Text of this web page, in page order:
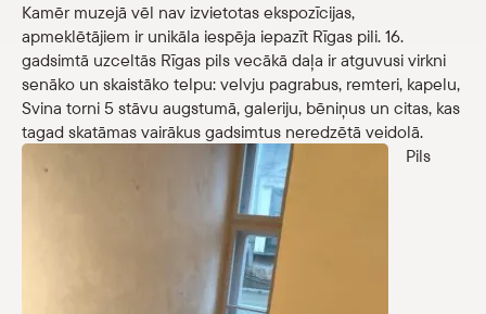
eMuzejs
Lasi viegli
Kamēr muzejā vēl nav izvietotas ekspozīcijas,
apmeklētājiem ir unikāla iespēja iepazīt Rīgas pili. 16.
gadsimtā uzceltās Rīgas pils vecākā daļa ir atguvusi virkni
senāko un skaistāko telpu: velvju pagrabus, remteri, kapelu,
Svina torni 5 stāvu augstumā, galeriju, bēniņus un citas, kas
tagad skatāmas vairākus gadsimtus neredzētā veidolā.
Pils